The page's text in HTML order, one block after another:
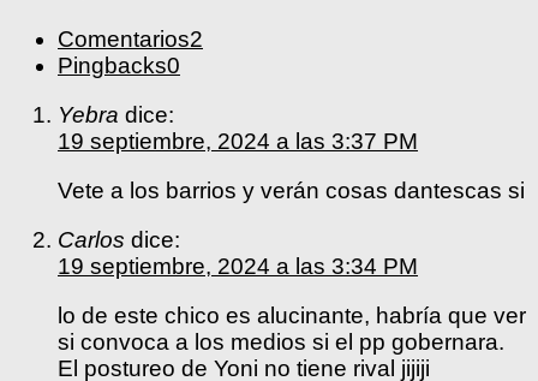
Comentarios2
Pingbacks0
Yebra dice:
19 septiembre, 2024 a las 3:37 PM
Vete a los barrios y verán cosas dantescas si
Carlos dice:
19 septiembre, 2024 a las 3:34 PM
lo de este chico es alucinante, habría que ver
si convoca a los medios si el pp gobernara.
El postureo de Yoni no tiene rival jijiji